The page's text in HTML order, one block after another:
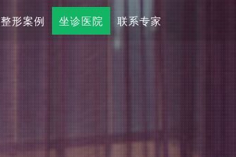
整形案例 坐诊医院 联系专家